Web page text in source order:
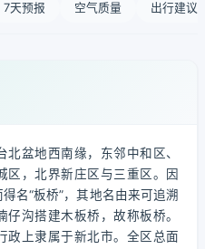
7天预报 空气质量 出行建议
盆地西南缘，东邻中和区、
区，北界新庄区与三重区。因
名“板桥”，其地名由来可追溯
沟搭建木板桥，故称板桥。
政上隶属于新北市。全区总面